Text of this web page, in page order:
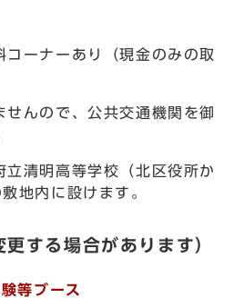
コーナーあり（現金のみの取
せんので、公共交通機関を御
立清明高等学校（北区役所か
地内に設けます。
する場合があります）
等ブース